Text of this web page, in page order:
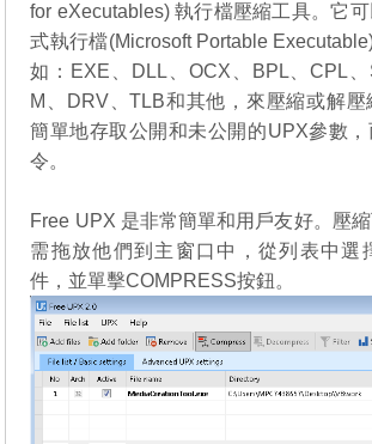
for eXecutables) 執行檔壓縮工具。它
式執行檔(Microsoft Portable
如：EXE、DLL、OCX、BPL、CPL
M、DRV、TLB和其他，來壓縮或解
簡單地存取公開和未公開的UPX參數
令。
Free UPX 是非常簡單和用戶友好。壓
需拖放他們到主窗口中，從列表中選
件，並單擊COMPRESS按鈕。